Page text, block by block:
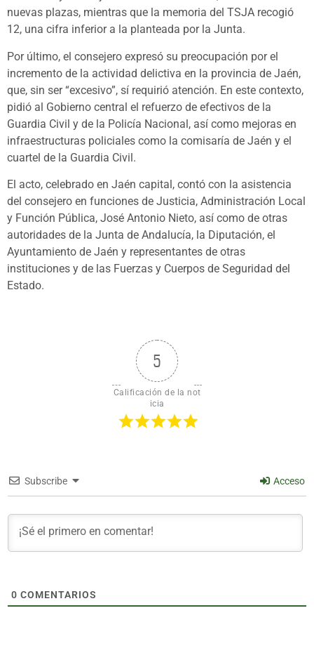
nuevas plazas, mientras que la memoria del TSJA recogió
12, una cifra inferior a la planteada por la Junta.
Por último, el consejero expresó su preocupación por el
incremento de la actividad delictiva en la provincia de Jaén,
que, sin ser “excesivo”, sí requirió atención. En este contexto,
pidió al Gobierno central el refuerzo de efectivos de la
Guardia Civil y de la Policía Nacional, así como mejoras en
infraestructuras policiales como la comisaría de Jaén y el
cuartel de la Guardia Civil.
El acto, celebrado en Jaén capital, contó con la asistencia
del consejero en funciones de Justicia, Administración Local
y Función Pública, José Antonio Nieto, así como de otras
autoridades de la Junta de Andalucía, la Diputación, el
Ayuntamiento de Jaén y representantes de otras
instituciones y de las Fuerzas y Cuerpos de Seguridad del
Estado.
5
Calificación de la not
icia
Subscribe Acceso
0 COMENTARIOS